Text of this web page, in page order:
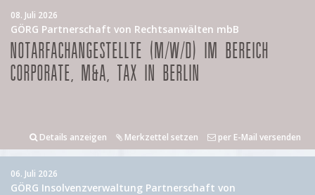
08. Juli 2026
GÖRG Partnerschaft von Rechtsanwälten mbB
NOTARFACHANGESTELLTE (M/W/D) IM BEREICH
CORPORATE, M&A, TAX IN BERLIN
Details anzeigen Merkzettel setzen per E-Mail versenden
06. Juli 2026
GÖRG Insolvenzverwaltung Partnerschaft von